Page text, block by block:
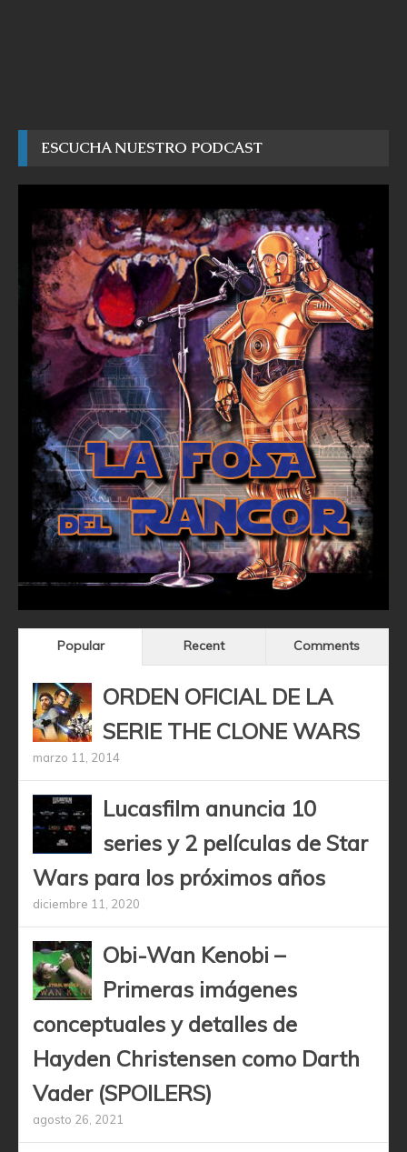
ESCUCHA NUESTRO PODCAST
Popular Recent Comments
ORDEN OFICIAL DE LA
SERIE THE CLONE WARS
marzo 11, 2014
Lucasfilm anuncia 10
series y 2 películas de Star
Wars para los próximos años
diciembre 11, 2020
Obi-Wan Kenobi –
Primeras imágenes
conceptuales y detalles de
Hayden Christensen como Darth
Vader (SPOILERS)
agosto 26, 2021